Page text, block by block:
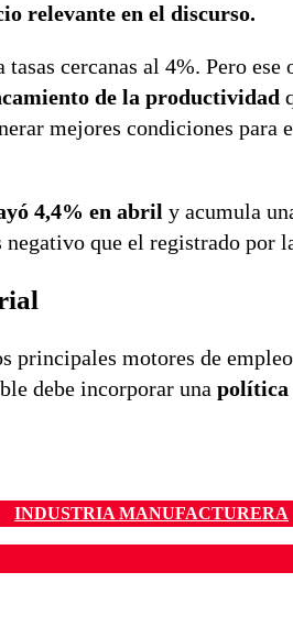
relevante en el discurso.
cercanas al 4%. Pero
de la productividad
mejores condiciones para
4,4% en abril y acumula
que el registrado por
principales motores de
debe incorporar una política
INDUSTRIA MANUFACTURERA